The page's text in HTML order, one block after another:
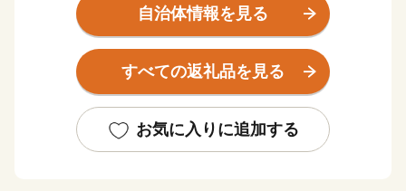
どこにでもあるような、でもここにしかない景色があり
“自然美” “造形美” に彩られた、住みやすさが自慢の風光
明媚な町です。
そんな長与町より心をこめて、お礼の品を贈呈いたしま
自治体情報を見る
すべての返礼品を見る
お気に入りに追加する